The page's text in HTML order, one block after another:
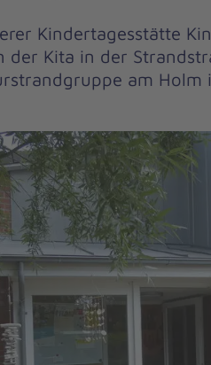
Kindertagesstätte
der Kita in der
am Holm